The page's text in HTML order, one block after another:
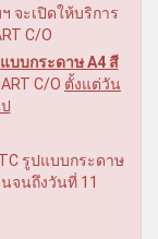
จะเปิดให้บริการ
C/O
บบกระดาษ A4 สี
C/O ตั้งแต่วัน
รูปแบบกระดาษ
จนถึงวันที่ 11